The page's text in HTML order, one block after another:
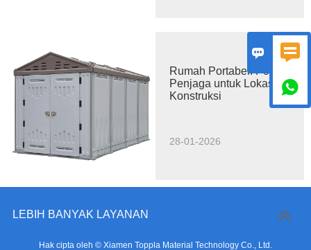
Rumah Portabel: Pos
Penjaga untuk Lokasi
Konstruksi
28-01-2026
LEBIH BANYAK LAYANAN
Hak cipta oleh © Xiamen Toppla Material Technology Co., Ltd.
 
